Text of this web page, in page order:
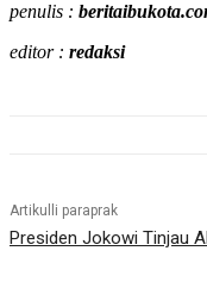
penulis :
editor : redaksi
Artikulli paraprak
Presiden Jokowi Tinjau